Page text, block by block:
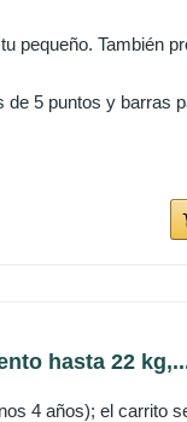
pequeño. También
5 puntos y barras
hasta 22
4 años); el carrito